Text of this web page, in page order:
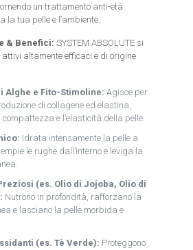
un trattamento anti-età
la tua pelle e l’ambiente.
& Benefici: SYSTEM ABSOLUTE si
altamente efficaci e di origine
Alghe e Fito-Stimoline: Agisce per
di collagene ed elastina,
e l’elasticità della pelle.
Idrata intensamente la pelle a
le rughe dall’interno e leviga la
(es. Olio di Jojoba, Olio di
Nutrono in profondità, rafforzano la
e lasciano la pelle morbida e
(es. Tè Verde): Proteggono